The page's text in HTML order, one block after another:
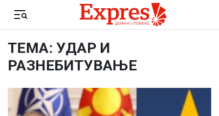
Menu
ТЕМА: УДАР И
РАЗНЕБИТУВАЊЕ